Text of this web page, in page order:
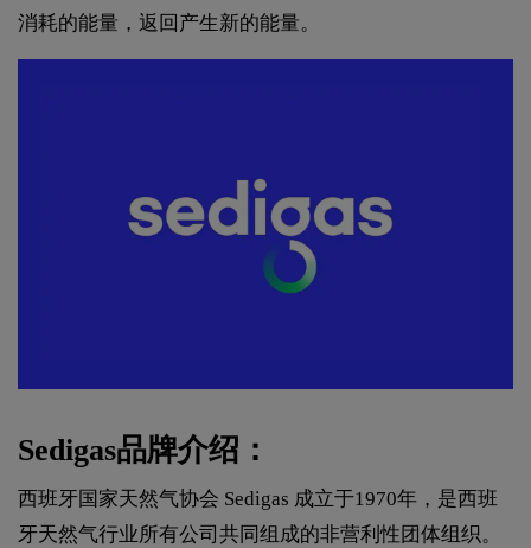
消耗的能量，返回产生新的能量。
Sedigas品牌介绍：
西班牙国家天然气协会 Sedigas 成立于1970年，是西班
牙天然气行业所有公司共同组成的非营利性团体组织。